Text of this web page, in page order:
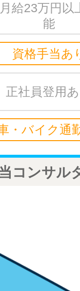
月給23万円以
能
資格手当あ
正社員登用
・バイク通
コンサル